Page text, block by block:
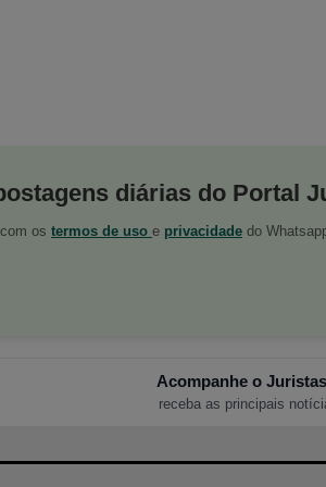
diárias do Portal
os termos de uso e privacidade do
Acompanhe o
receba as principais